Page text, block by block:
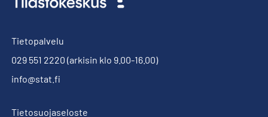
Tietopalvelu
029 551 2220 (arkisin klo 9.00-16.00)
info@stat.fi
Tietosuojaseloste